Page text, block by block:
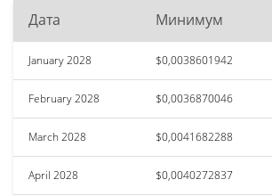
Дата Минимум
January 2028 $0,0038601942
February 2028 $0,0036870046
March 2028 $0,0041682288
April 2028 $0,0040272837